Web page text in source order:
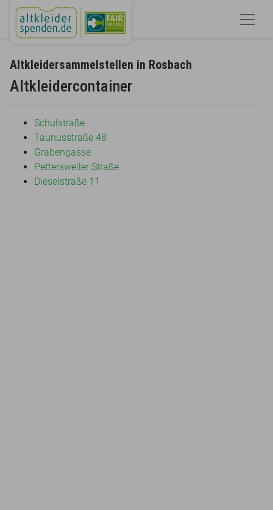
Altkleidersammelstellen in Rosbach
Altkleidercontainer
Schulstraße
Taunusstraße 48
Grabengasse
Pettersweiler Straße
Dieselstraße 11